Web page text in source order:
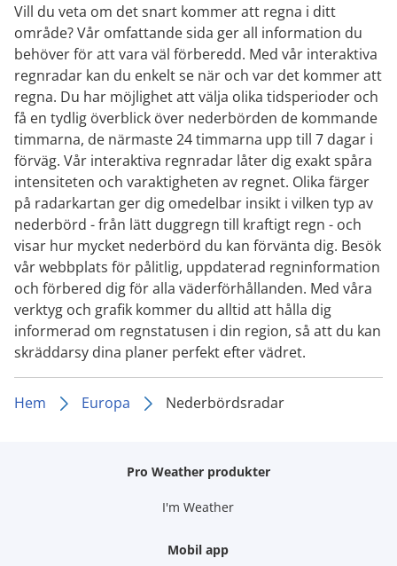
Vill du veta om det snart kommer att regna i ditt
område? Vår omfattande sida ger all information du
behöver för att vara väl förberedd. Med vår interaktiva
regnradar kan du enkelt se när och var det kommer att
regna. Du har möjlighet att välja olika tidsperioder och
få en tydlig överblick över nederbörden de kommande
timmarna, de närmaste 24 timmarna upp till 7 dagar i
förväg. Vår interaktiva regnradar låter dig exakt spåra
intensiteten och varaktigheten av regnet. Olika färger
på radarkartan ger dig omedelbar insikt i vilken typ av
nederbörd - från lätt duggregn till kraftigt regn - och
visar hur mycket nederbörd du kan förvänta dig. Besök
vår webbplats för pålitlig, uppdaterad regninformation
och förbered dig för alla väderförhållanden. Med våra
verktyg och grafik kommer du alltid att hålla dig
informerad om regnstatusen i din region, så att du kan
skräddarsy dina planer perfekt efter vädret.
Hem Europa Nederbördsradar
Pro Weather produkter
I'm Weather
Mobil app